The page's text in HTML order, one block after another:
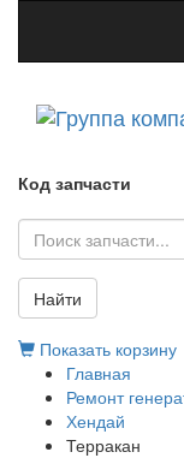
Код запчасти
Найти
Показать корзину
Главная
Ремонт
Хендай
Терракан